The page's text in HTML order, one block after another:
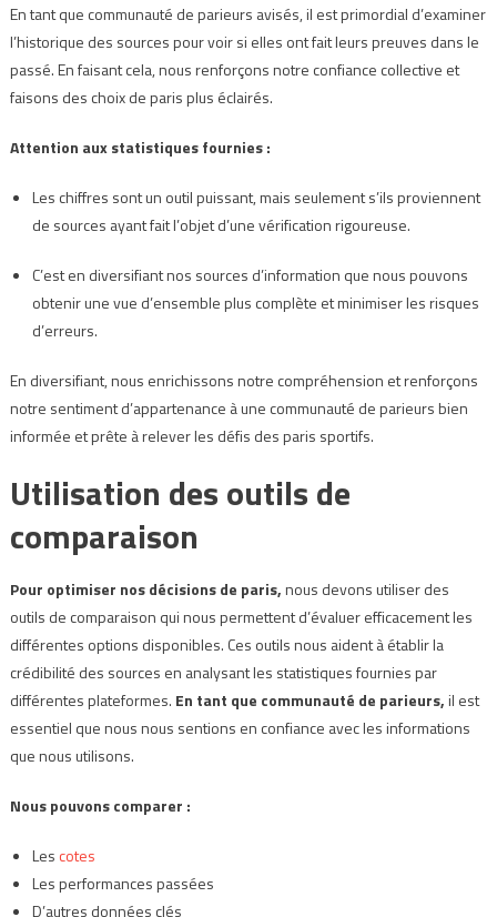
En tant que communauté de parieurs avisés, il est primordial d’examiner
l’historique des sources pour voir si elles ont fait leurs preuves dans le
passé. En faisant cela, nous renforçons notre confiance collective et
faisons des choix de paris plus éclairés.
Attention aux statistiques fournies :
Les chiffres sont un outil puissant, mais seulement s’ils proviennent
de sources ayant fait l’objet d’une vérification rigoureuse.
C’est en diversifiant nos sources d’information que nous pouvons
obtenir une vue d’ensemble plus complète et minimiser les risques
d’erreurs.
En diversifiant, nous enrichissons notre compréhension et renforçons
notre sentiment d’appartenance à une communauté de parieurs bien
informée et prête à relever les défis des paris sportifs.
Utilisation des outils de
comparaison
Pour optimiser nos décisions de paris,nous devons utiliser des
outils de comparaison qui nous permettent d’évaluer efficacement les
différentes options disponibles. Ces outils nous aident à établir la
crédibilité des sources en analysant les statistiques fournies par
différentes plateformes. En tant que communauté de parieurs,il est
essentiel que nous nous sentions en confiance avec les informations
que nous utilisons.
Nous pouvons comparer :
Les cotes
Les performances passées
D’autres données clés